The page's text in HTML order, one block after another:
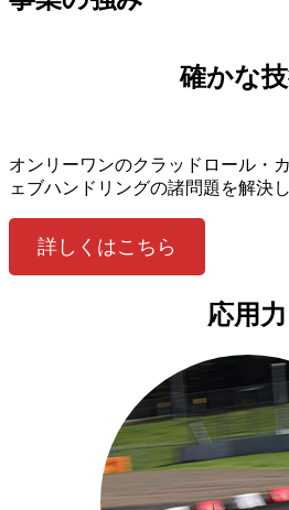
確かな
オンリーワンのクラッドロール・
ェブハンドリングの諸問題を解決し
詳しくはこちら
応用力